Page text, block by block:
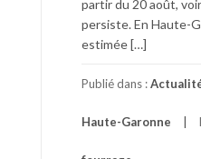
partir du 20 août,
persiste. En Haute-
estimée […]
Publié dans :
Haute-Garonne